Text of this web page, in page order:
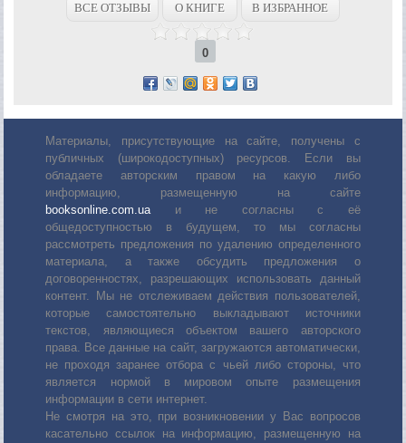
ВСЕ ОТЗЫВЫ О КНИГЕ В ИЗБРАННОЕ
0
Материалы, присутствующие на сайте, получены с
публичных (широкодоступных) ресурсов. Если вы
обладаете авторским правом на какую либо
информацию, размещенную на сайте
booksonline.com.uaи не согласны с её
общедоступностью в будущем, то мы согласны
рассмотреть предложения по удалению определенного
материала, а также обсудить предложения о
договоренностях, разрешающих использовать данный
контент. Мы не отслеживаем действия пользователей,
которые самостоятельно выкладывают источники
текстов, являющиеся объектом вашего авторского
права. Все данные на сайт, загружаются автоматически,
не проходя заранее отбора с чьей либо стороны, что
является нормой в мировом опыте размещения
информации в сети интернет.
Не смотря на это, при возникновении у Вас вопросов
касательно ссылок на информацию, размещенную на